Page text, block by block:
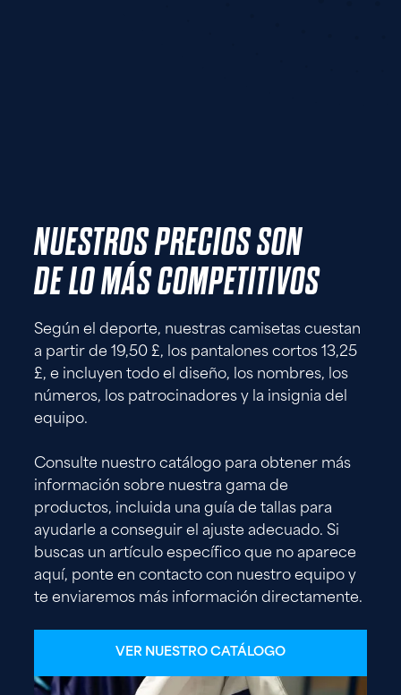
NUESTROS PRECIOS SON
DE LO MÁS COMPETITIVOS
Según el deporte, nuestras camisetas cuestan
a partir de 19,50 £, los pantalones cortos 13,25
£, e incluyen todo el diseño, los nombres, los
números, los patrocinadores y la insignia del
equipo.
Consulte nuestro catálogo para obtener más
información sobre nuestra gama de
productos, incluida una guía de tallas para
ayudarle a conseguir el ajuste adecuado. Si
buscas un artículo específico que no aparece
aquí, ponte en contacto con nuestro equipo y
te enviaremos más información directamente.
VER NUESTRO CATÁLOGO